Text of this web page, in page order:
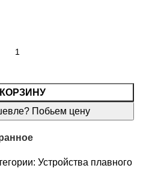
Побьем цену
Устройства плавного